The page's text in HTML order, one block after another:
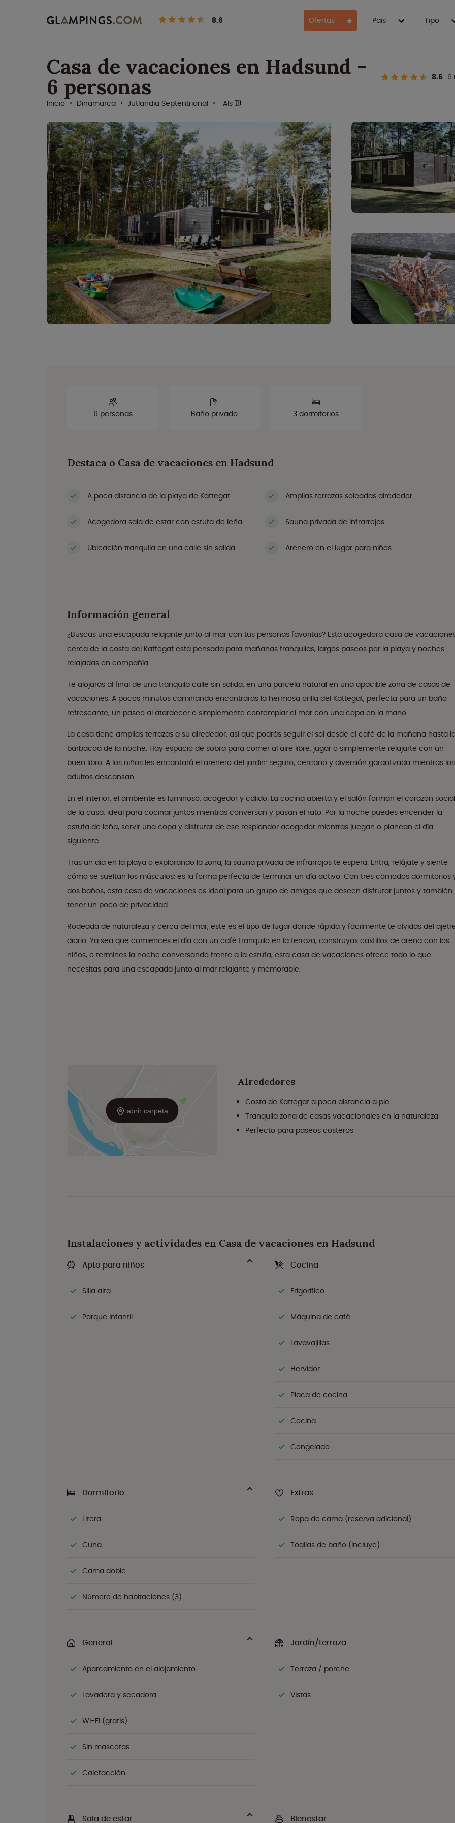
8.6 Ofertas País Tipo
Casa de vacaciones en Hadsund -
6 personas 8.6 6
Inicio Dinamarca Jutlandia Septentrional Als
6 personas Baño privado 3 dormitorios
Destaca o Casa de vacaciones en Hadsund
A poca distancia de la playa de Kattegat Amplias terrazas soleadas alrededor
Acogedora sala de estar con estufa de leña Sauna privada de infrarrojos
Ubicación tranquila en una calle sin salida Arenero en el lugar para niños
Información general
¿Buscas una escapada relajante junto al mar con tus personas favoritas? Esta acogedora casa de
cerca de la costa del Kattegat está pensada para mañanas tranquilas, largos paseos por la playa y noches
relajadas en compañía.
Te alojarás al final de una tranquila calle sin salida, en una parcela natural en una apacible zona de casas de
vacaciones. A pocos minutos caminando encontrarás la hermosa orilla del Kattegat, perfecta para un baño
refrescante, un paseo al atardecer o simplemente contemplar el mar con una copa en la mano.
La casa tiene amplias terrazas a su alrededor, así que podrás seguir el sol desde el café de la mañana hasta
barbacoa de la noche. Hay espacio de sobra para comer al aire libre, jugar o simplemente relajarte con un
buen libro. A los niños les encantará el arenero del jardín: seguro, cercano y diversión garantizada mientras los
adultos descansan.
En el interior, el ambiente es luminoso, acogedor y cálido. La cocina abierta y el salón forman el corazón social
de la casa, ideal para cocinar juntos mientras conversan y pasan el rato. Por la noche puedes encender la
estufa de leña, servir una copa y disfrutar de ese resplandor acogedor mientras juegan o planean el día
siguiente.
Tras un día en la playa o explorando la zona, la sauna privada de infrarrojos te espera. Entra, relájate y siente
cómo se sueltan los músculos: es la forma perfecta de terminar un día activo. Con tres cómodos dormitorios
dos baños, esta casa de vacaciones es ideal para un grupo de amigos que deseen disfrutar juntos y también
tener un poco de privacidad.
Rodeada de naturaleza y cerca del mar, este es el tipo de lugar donde rápida y fácilmente te olvidas del
diario. Ya sea que comiences el día con un café tranquilo en la terraza, construyas castillos de arena con los
niños, o termines la noche conversando frente a la estufa, esta casa de vacaciones ofrece todo lo que
necesitas para una escapada junto al mar relajante y memorable.
abrir carpeta
Alrededores
Costa de Kattegat a poca distancia a pie
Tranquila zona de casas vacacionales en la naturaleza
Perfecto para paseos costeros
Instalaciones y actividades en Casa de vacaciones en Hadsund
Apto para niños
Silla alta
Parque infantil
Cocina
Frigorífico
Máquina de café
Lavavajillas
Hervidor
Placa de cocina
Cocina
Congelado
Dormitorio
Litera
Cuna
Cama doble
Número de habitaciones (3)
Extras
Ropa de cama (reserva adicional)
Toallas de baño (Incluye)
General
Aparcamiento en el alojamiento
Lavadora y secadora
Wi-Fi (gratis)
Sin mascotas
Calefacción
Jardín/terraza
Terraza / porche
Vistas
Sala de estar Bienestar